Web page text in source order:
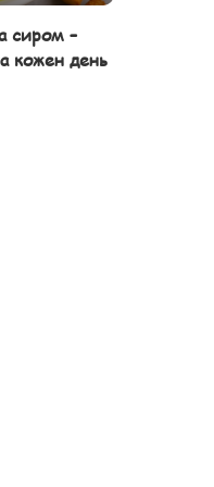
сиром –
кожен день